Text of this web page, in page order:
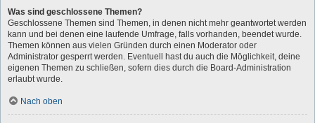
Was sind geschlossene Themen?
Geschlossene Themen sind Themen, in denen nicht mehr geantwortet werden
kann und bei denen eine laufende Umfrage, falls vorhanden, beendet wurde.
Themen können aus vielen Gründen durch einen Moderator oder
Administrator gesperrt werden. Eventuell hast du auch die Möglichkeit, deine
eigenen Themen zu schließen, sofern dies durch die Board-Administration
erlaubt wurde.
Nach oben